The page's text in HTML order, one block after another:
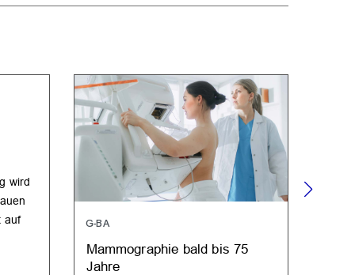
wird
auf
G-BA
Mammographie bald bis 75
Jahre